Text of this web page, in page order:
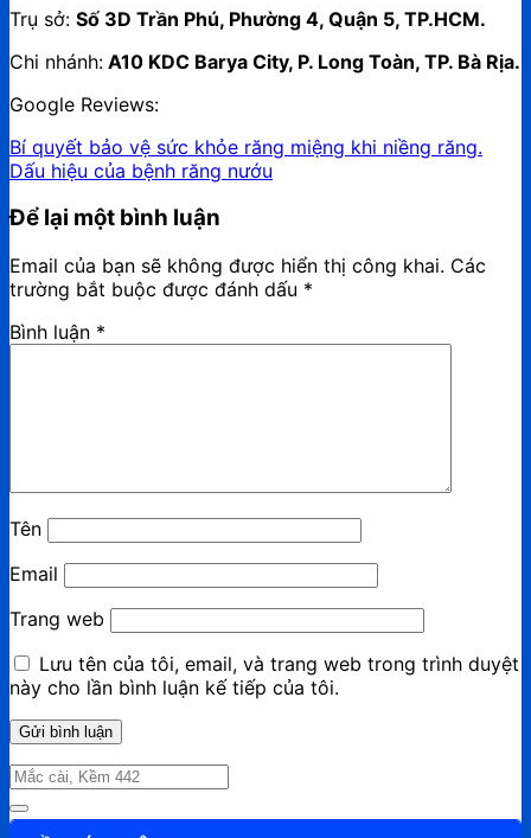
Trụ sở: Số 3D Trần Phú, Phường 4, Quận 5, TP.HCM.
Chi nhánh: A10 KDC Barya City, P. Long Toàn, TP. Bà Rịa.
Google Reviews:
Bí quyết bảo vệ sức khỏe răng miệng khi niềng răng.
Dấu hiệu của bệnh răng nướu
Để lại một bình luận
Email của bạn sẽ không được hiển thị công khai. Các
trường bắt buộc được đánh dấu *
Bình luận *
Tên
Email
Trang web
Lưu tên của tôi, email, và trang web trong trình duyệt
này cho lần bình luận kế tiếp của tôi.